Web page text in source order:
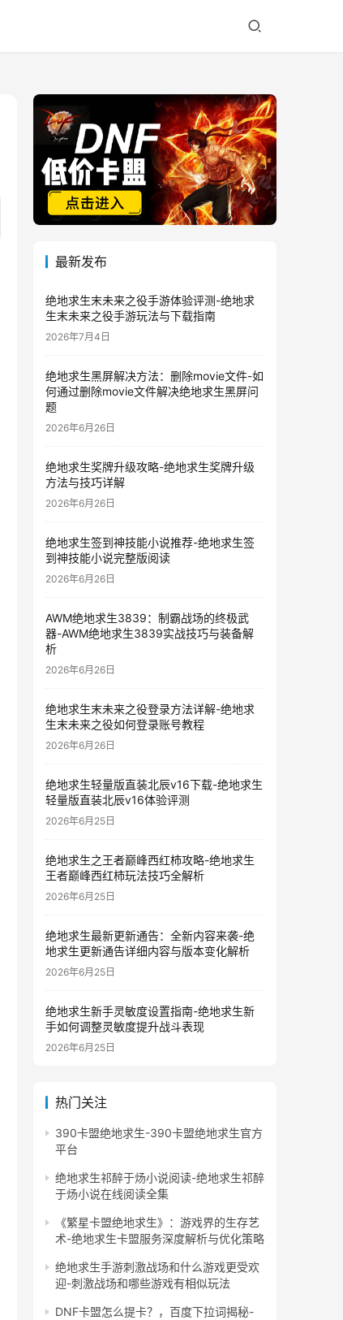
最新发布
绝地求生末未来之役手游体验评测-绝地求
生末未来之役手游玩法与下载指南
2026年7月4日
绝地求生黑屏解决方法：删除movie文件-如
何通过删除movie文件解决绝地求生黑屏问
题
2026年6月26日
绝地求生奖牌升级攻略-绝地求生奖牌升级
方法与技巧详解
2026年6月26日
绝地求生签到神技能小说推荐-绝地求生签
到神技能小说完整版阅读
2026年6月26日
AWM绝地求生3839：制霸战场的终极武
器-AWM绝地求生3839实战技巧与装备解
析
2026年6月26日
绝地求生末未来之役登录方法详解-绝地求
生末未来之役如何登录账号教程
2026年6月26日
绝地求生轻量版直装北辰v16下载-绝地求生
轻量版直装北辰v16体验评测
2026年6月25日
绝地求生之王者巅峰西红柿攻略-绝地求生
王者巅峰西红柿玩法技巧全解析
2026年6月25日
绝地求生最新更新通告：全新内容来袭-绝
地求生更新通告详细内容与版本变化解析
2026年6月25日
绝地求生新手灵敏度设置指南-绝地求生新
手如何调整灵敏度提升战斗表现
2026年6月25日
热门关注
390卡盟绝地求生-390卡盟绝地求生官方
平台
绝地求生祁醉于炀小说阅读-绝地求生祁醉
于炀小说在线阅读全集
《繁星卡盟绝地求生》：游戏界的生存艺
术-绝地求生卡盟服务深度解析与优化策略
绝地求生手游刺激战场和什么游戏更受欢
迎-刺激战场和哪些游戏有相似玩法
DNF卡盟怎么提卡？，百度下拉词揭秘-